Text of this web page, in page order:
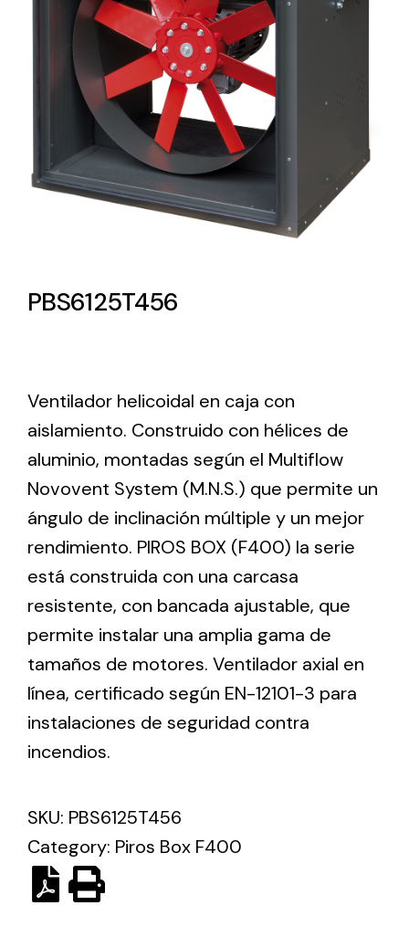
Lighting and Electrical
Equipment
Complete solutions in lighting and electrical
material for each project and need
Amplia gama de ventiladores y equipos de
Ventilation
The incorporation of Novovent into the group
meant a greater offer of ventilation products for
different uses
Iluminación Solar
Variedad de soluciones solares para todo tipo
de necesidades.
Solar lighting
Variety of solar solutions for all kinds of needs.
PBS6125T456
Ventilador helicoidal en caja con
aislamiento. Construido con hélices de
aluminio, montadas según el Multiflow
Novovent System (M.N.S.) que permite un
ángulo de inclinación múltiple y un mejor
rendimiento. PIROS BOX (F400) la serie
está construida con una carcasa
resistente, con bancada ajustable, que
permite instalar una amplia gama de
tamaños de motores. Ventilador axial en
línea, certificado según EN-12101-3 para
instalaciones de seguridad contra
incendios.
SKU: PBS6125T456
Category: Piros Box F400